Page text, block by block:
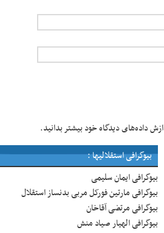
داده‌های دیدگاه خود بیشتر بدانید.
بیوگرافی استقلالیها :
بیوگرافی ایمان سلیمی
بیوگرافی مارتین فورکل مربی بدنساز استقلال
بیوگرافی مرتضی آقاخان
بیوگرافی الهیار صیاد منش